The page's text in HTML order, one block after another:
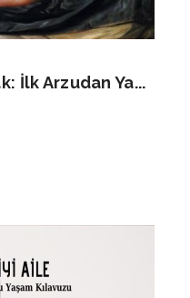
İlk Arzudan Ya...